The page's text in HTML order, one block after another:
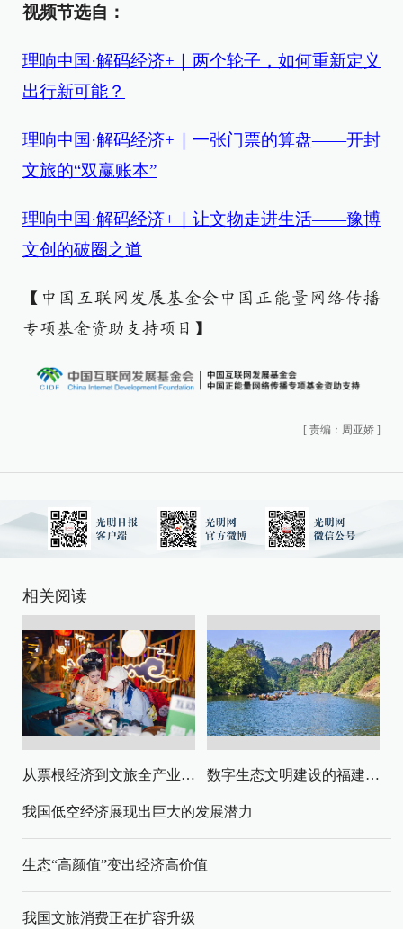
视频节选自：
理响中国·解码经济+｜两个轮子，如何重新定义
出行新可能？
理响中国·解码经济+｜一张门票的算盘——开封
文旅的“双赢账本”
理响中国·解码经济+｜让文物走进生活——豫博
文创的破圈之道
【中国互联网发展基金会中国正能量网络传播
专项基金资助支持项目】
[ 责编：周亚娇 ]
相关阅读
从票根经济到文旅全产业链升级 数字生态文明建设的福建路径与启示
我国低空经济展现出巨大的发展潜力
生态“高颜值”变出经济高价值
我国文旅消费正在扩容升级